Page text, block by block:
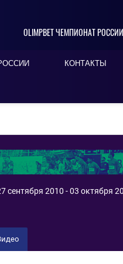
OLIMPBET ЧЕМПИОНАТ
КОНТАКТЫ
сентября 2010 - 03 октября